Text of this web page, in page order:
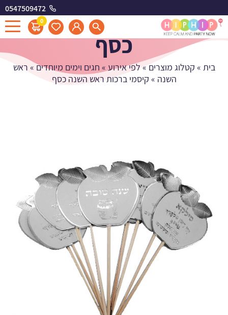
0547509472
0
קיסמי ברכות ראש השנה
כסף
בית » קטלוג מוצרים » לפי אירוע » חגים וימים מיוחדים» ראש
השנה » קיסמי ברכות ראש השנה כסף